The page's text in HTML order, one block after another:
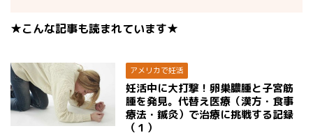
★こんな記事も読まれています★
アメリカで妊活
妊活中に大打撃！卵巣膿腫と子宮筋
腫を発見。代替え医療（漢方・食事
療法・鍼灸）で治療に挑戦する記録
（１）